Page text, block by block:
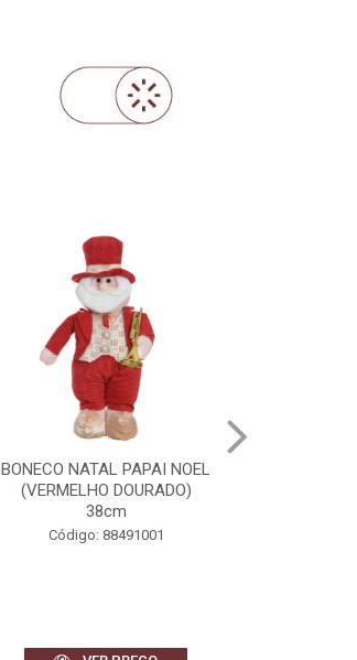
BONECO NATAL PAPAI NOEL
(VERMELHO DOURADO)
38cm
Código: 88491001